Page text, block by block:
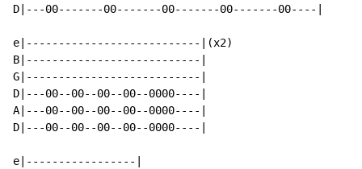
D|---00-------00-------00-------00-------00----|
e|---------------------------|(x2)
B|---------------------------|
G|---------------------------|
D|---00--00--00--00--0000----|
A|---00--00--00--00--0000----|
D|---00--00--00--00--0000----|
e|-----------------|